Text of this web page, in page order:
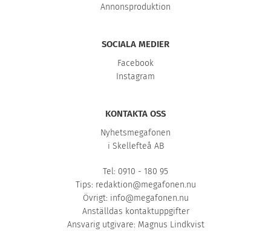
Annonsproduktion
SOCIALA MEDIER
Facebook
Instagram
KONTAKTA OSS
Nyhetsmegafonen
i Skellefteå AB
Tel: 0910 - 180 95
Tips: redaktion@megafonen.nu
Övrigt: info@megafonen.nu
Anställdas kontaktuppgifter
Ansvarig utgivare: Magnus Lindkvist